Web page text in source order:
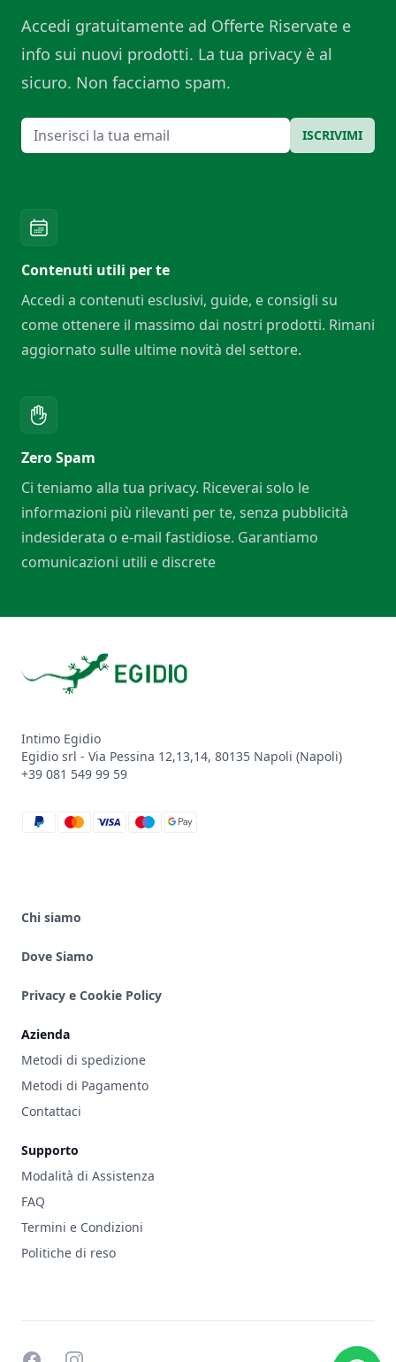
Accedi gratuitamente ad Offerte Riservate e
info sui nuovi prodotti. La tua privacy è al
sicuro. Non facciamo spam.
Email ISCRIVIMI
Contenuti utili per te
Accedi a contenuti esclusivi, guide, e consigli su
come ottenere il massimo dai nostri prodotti. Rimani
aggiornato sulle ultime novità del settore.
Zero Spam
Ci teniamo alla tua privacy. Riceverai solo le
informazioni più rilevanti per te, senza pubblicità
indesiderata o e-mail fastidiose. Garantiamo
comunicazioni utili e discrete
Intimo Egidio
Egidio srl - Via Pessina 12,13,14, 80135 Napoli (Napoli)
+39 081 549 99 59
paypal
mastercard
visa
maestro
google_pay
Chi siamo
Dove Siamo
Privacy e Cookie Policy
Azienda
Metodi di spedizione
Metodi di Pagamento
Contattaci
Supporto
Modalità di Assistenza
FAQ
Termini e Condizioni
Politiche di reso